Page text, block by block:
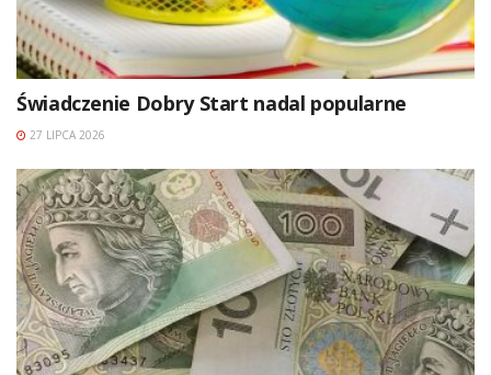
Świadczenie Dobry Start nadal popularne
27 LIPCA 2026